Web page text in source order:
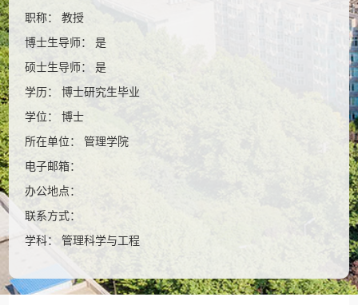
职称： 教授
博士生导师： 是
硕士生导师： 是
学历： 博士研究生毕业
学位： 博士
所在单位： 管理学院
电子邮箱：
办公地点：
联系方式：
学科： 管理科学与工程